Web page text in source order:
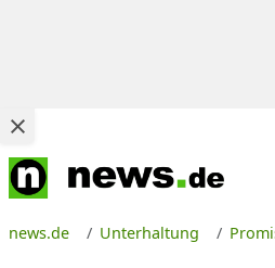
news.de Unterhaltung